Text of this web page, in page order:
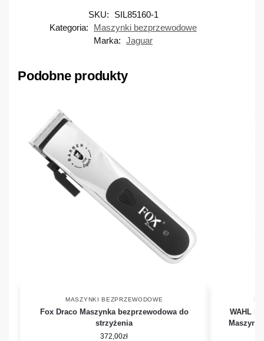
SKU:
SIL85160-1
Kategoria:
Maszynki bezprzewodowe
Marka: Jaguar
Podobne produkty
MASZYNKI BEZPRZEWODOWE
Fox Draco Maszynka bezprzewodowa do
strzyżenia
372,00zł
WAHL